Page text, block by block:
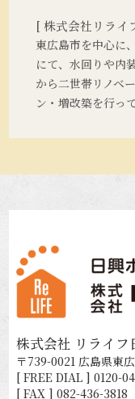
[ 株式会社リラ
東広島市を中心に
にて、水回りや内
から二世帯リノベ
ン・増改築を行っ
株式会社 リライフ
〒739-0021 広島県東
[ FREE DIAL ]0120-
[ FAX ] 082-436-3818